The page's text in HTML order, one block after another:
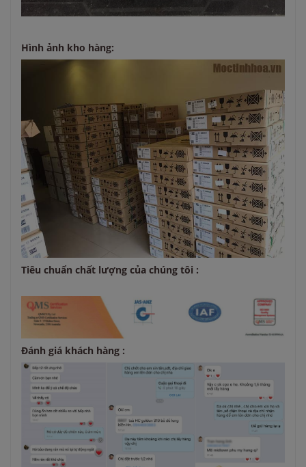
Hình ảnh kho hàng:
Tiêu chuẩn chất lượng của chúng tôi :
Đánh giá khách hàng :